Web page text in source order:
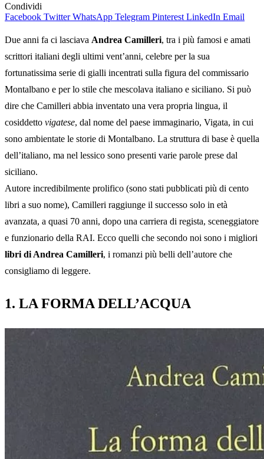
Condividi
Facebook Twitter WhatsApp Telegram Pinterest LinkedIn Email
Due anni fa ci lasciava Andrea Camilleri, tra i più famosi e amati
scrittori italiani degli ultimi vent’anni, celebre per la sua
fortunatissima serie di gialli incentrati sulla figura del commissario
Montalbano e per lo stile che mescolava italiano e siciliano. Si può
dire che Camilleri abbia inventato una vera propria lingua, il
cosiddetto vigatese, dal nome del paese immaginario, Vigata, in cui
sono ambientate le storie di Montalbano. La struttura di base è quella
dell’italiano, ma nel lessico sono presenti varie parole prese dal
siciliano.
Autore incredibilmente prolifico (sono stati pubblicati più di cento
libri a suo nome), Camilleri raggiunge il successo solo in età
avanzata, a quasi 70 anni, dopo una carriera di regista, sceneggiatore
e funzionario della RAI. Ecco quelli che secondo noi sono i migliori
libri di Andrea Camilleri, i romanzi più belli dell’autore che
consigliamo di leggere.
1. LA FORMA DELL’ACQUA